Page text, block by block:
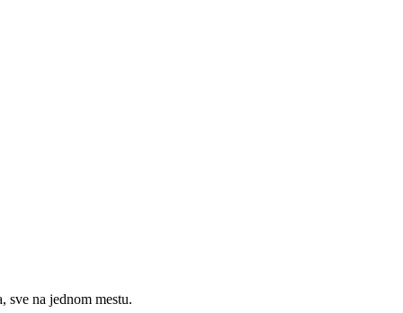
na jednom mestu.